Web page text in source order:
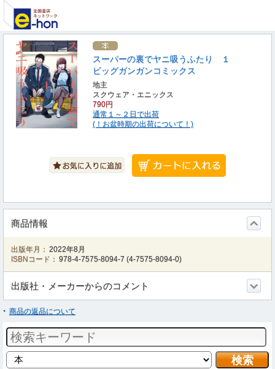
スーパーの裏でヤニ吸うふたり １
ビッグガンガンコミックス
地主
スクウェア・エニックス
790円
通常１～２日で出荷
(！お盆時期の出荷について！)
商品情報
出版年月： 2022年8月
ISBNコード： 978-4-7575-8094-7 (4-7575-8094-0)
出版社・メーカーからのコメント
商品の返品について